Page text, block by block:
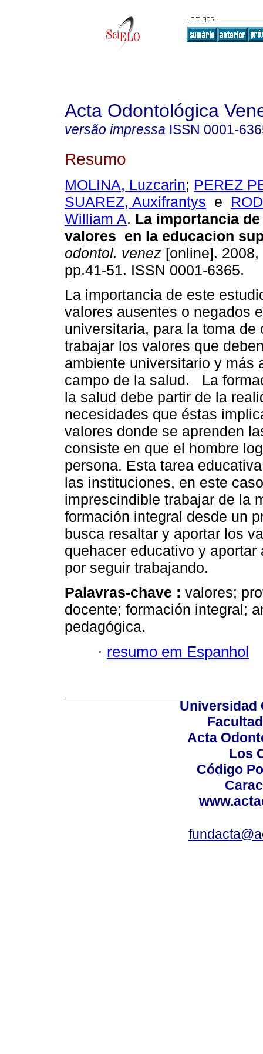
Acta Odontológica
versão impressa ISSN 0001-
Resumo
MOLINA, Luzcarin; PEREZ
SUAREZ, Auxifrantys e
William A. La importancia
valores en la educacion
odontol. venez [online].
pp.41-51. ISSN 0001-6365.
La importancia de este
valores ausentes o negados
universitaria, para la toma de
trabajar los valores que
ambiente universitario y más
campo de la salud. La
la salud debe partir de la
necesidades que éstas
valores donde se aprenden
consiste en que el hombre
persona. Esta tarea
las instituciones, en este
imprescindible trabajar de la
formación integral desde un
busca resaltar y aportar los
quehacer educativo y
por seguir trabajando.
Palavras-chave : valores;
docente; formación integral;
pedagógica.
· resumo em Espanhol
Universidad
Acta
Los
Código